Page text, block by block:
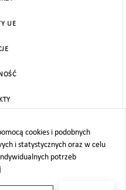
cookies i podobnych
i statystycznych oraz w celu
potrzeb
UE